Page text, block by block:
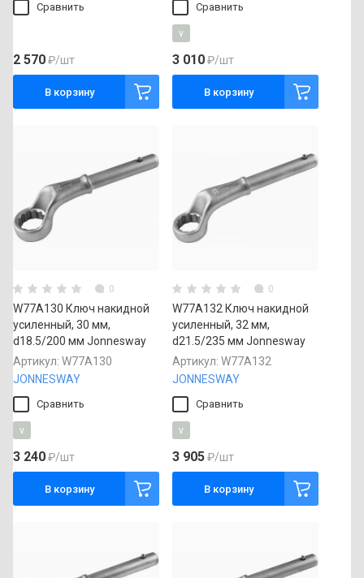
Сравнить
2 570₽/шт
В корзину
Сравнить
v
3 010₽/шт
В корзину
0
W77A130 Ключ накидной
усиленный, 30 мм,
d18.5/200 мм Jonnesway
Артикул: W77A130
JONNESWAY
Сравнить
v
3 240₽/шт
В корзину
0
W77A132 Ключ накидной
усиленный, 32 мм,
d21.5/235 мм Jonnesway
Артикул: W77A132
JONNESWAY
Сравнить
v
3 905₽/шт
В корзину